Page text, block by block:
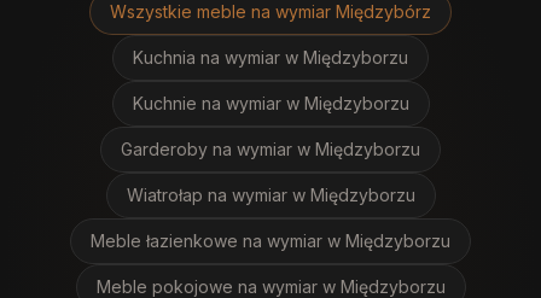
Wszystkie meble na wymiar Międzybórz
Kuchnia na wymiar w Międzyborzu
Kuchnie na wymiar w Międzyborzu
Garderoby na wymiar w Międzyborzu
Wiatrołap na wymiar w Międzyborzu
Meble łazienkowe na wymiar w Międzyborzu
Meble pokojowe na wymiar w Międzyborzu